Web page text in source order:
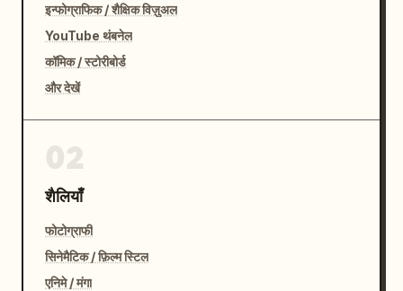
इन्फोग्राफिक / शैक्षिक विज़ुअल
YouTube थंबनेल
कॉमिक / स्टोरीबोर्ड
और देखें
शैलियाँ
फोटोग्राफी
सिनेमैटिक / फ़िल्म स्टिल
एनिमे / मंगा